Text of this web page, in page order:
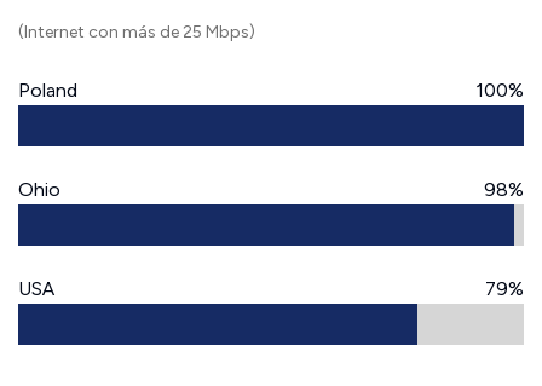
(Internet con más de 25 Mbps)
Poland 100%
Ohio 98%
USA 79%